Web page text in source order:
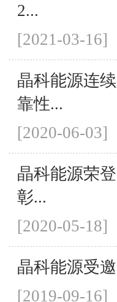
2...
[2021-03-16]
晶科能源连
靠性...
[2020-06-03]
晶科能源荣
彰...
[2020-05-18]
晶科能源受
[2019-09-16]